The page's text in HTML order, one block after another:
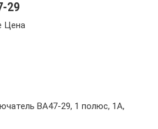
29
Цена
ВА47-29, 1 полюс, 1А,